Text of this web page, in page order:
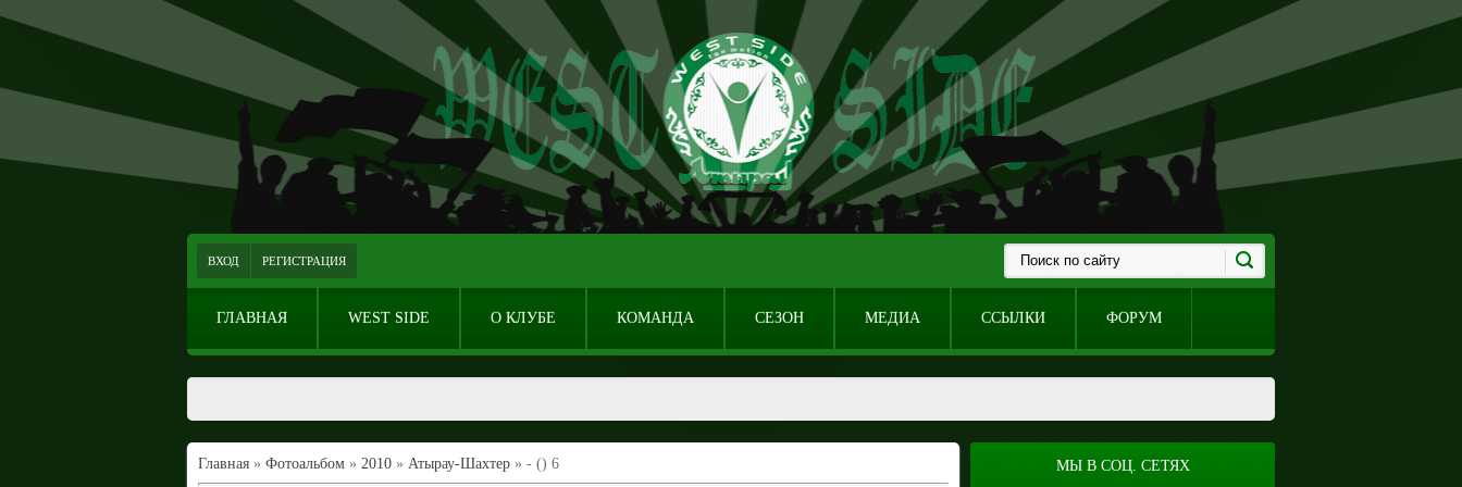
ВХОД РЕГИСТРАЦИЯ
ГЛАВНАЯ WEST SIDE О КЛУБЕ КОМАНДА СЕЗОН МЕДИА ССЫЛКИ ФОРУМ
Главная » Фотоальбом » 2010 » Атырау-Шахтер » - () 6 МЫ В СОЦ. СЕТЯХ